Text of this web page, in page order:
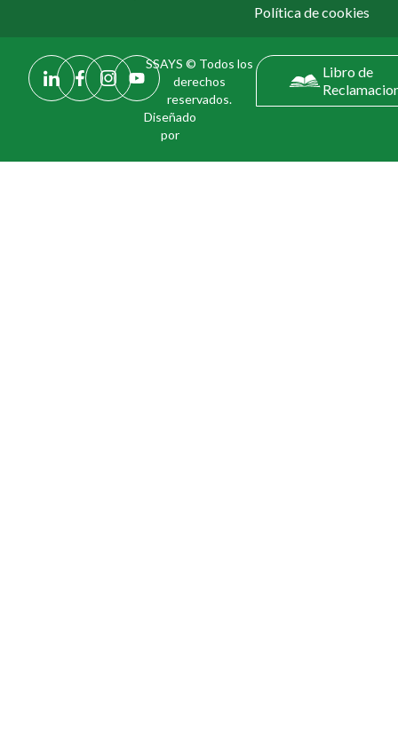
Política de cookies
SSAYS © Todos los
derechos
reservados.
Diseñado
por
Libro de